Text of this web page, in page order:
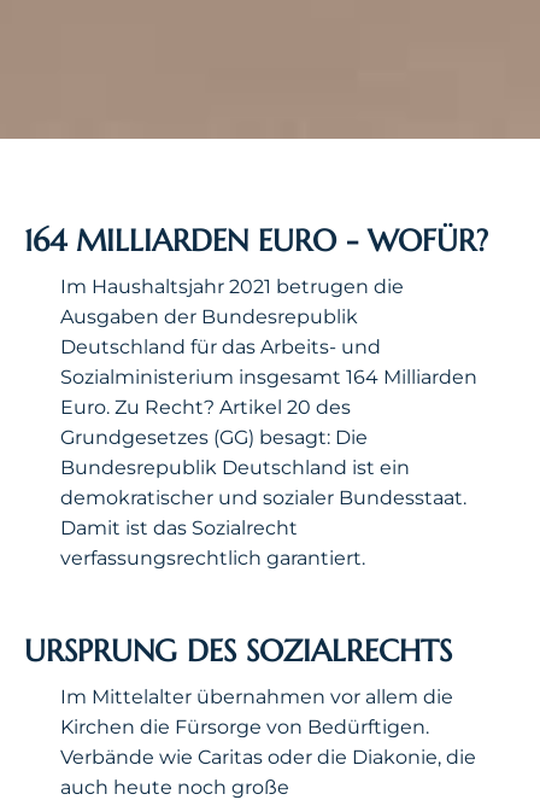
164 MILLIARDEN EURO - WOFÜR?
Im Haushaltsjahr 2021 betrugen die
Ausgaben der Bundesrepublik
Deutschland für das Arbeits- und
Sozialministerium insgesamt 164 Milliarden
Euro. Zu Recht? Artikel 20 des
Grundgesetzes (GG) besagt: Die
Bundesrepublik Deutschland ist ein
demokratischer und sozialer Bundesstaat.
Damit ist das Sozialrecht
verfassungsrechtlich garantiert.
URSPRUNG DES SOZIALRECHTS
Im Mittelalter übernahmen vor allem die
Kirchen die Fürsorge von Bedürftigen.
Verbände wie Caritas oder die Diakonie, die
auch heute noch große